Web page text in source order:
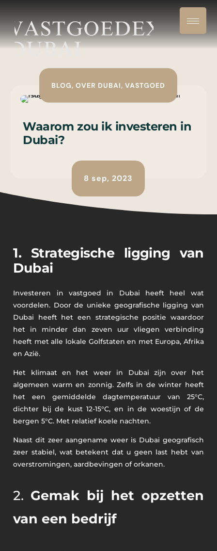
BLOG,OVER DUBAI,VASTGOED
Waarom zou ik investeren in
Dubai?
8 sep, 2023
1. Strategische ligging van
Dubai
Investeren in vastgoed in Dubai heeft heel wat
voordelen. Door de unieke geografische ligging van
Dubai heeft het een strategische positie waardoor
het in minder dan zeven uur vliegen verbinding
heeft met alle lokale Golfstaten en met Europa, Afrika
en Azië.
Het klimaat en het weer in Dubai zijn over het
algemeen warm en zonnig. Zelfs in de winter heeft
het een gemiddelde dagtemperatuur van 25°C,
dichter bij de kust 12-15°C, en in de woestijn of de
bergen 5°C. Met relatief koele nachten.
Naast dit zeer aangename weer is Dubai geografisch
zeer stabiel, wat betekent dat u geen last hebt van
overstromingen, aardbevingen of orkanen.
2. Gemak bij het opzetten
van een bedrijf